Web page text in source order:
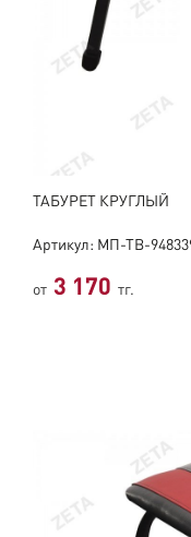
ТАБУРЕТ КРУГЛЫЙ
Артикул: МП-ТВ-
от 3 170 тг.